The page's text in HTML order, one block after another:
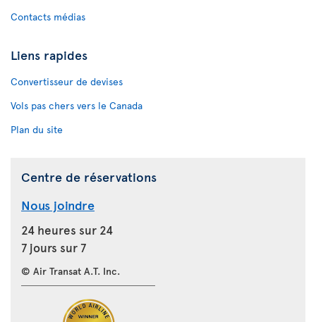
Contacts médias
Liens rapides
Convertisseur de devises
Vols pas chers vers le Canada
Plan du site
Centre de réservations
Nous joindre
24 heures sur 24
7 jours sur 7
© Air Transat A.T. Inc.